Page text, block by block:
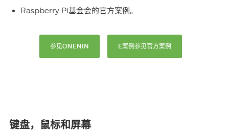
Raspberry Pi基金会的官方案例。
参见ONENIN E案例参见官方案例
键盘，鼠标和屏幕